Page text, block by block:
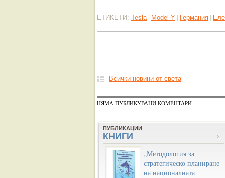
ЕТИКЕТИ: Tesla | Model Y | Германия |
Всички новини от света
НЯМА ПУБЛИКУВАНИ КОМЕНТАРИ
ПУБЛИКАЦИИ
КНИГИ
„Методология за
стратегическо планиране
на националната